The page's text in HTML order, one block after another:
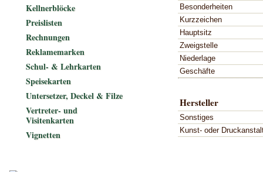
Besonderheiten
Kurzzeichen
Hauptsitz
Zweigstelle
Niederlage
Geschäfte
Hersteller
Sonstiges
Kunst- oder
Kellnerblöcke
Preislisten
Rechnungen
Reklamemarken
Schul- & Lehrkarten
Speisekarten
Untersetzer, Deckel & Filze
Vertreter- und
Visitenkarten
Vignetten